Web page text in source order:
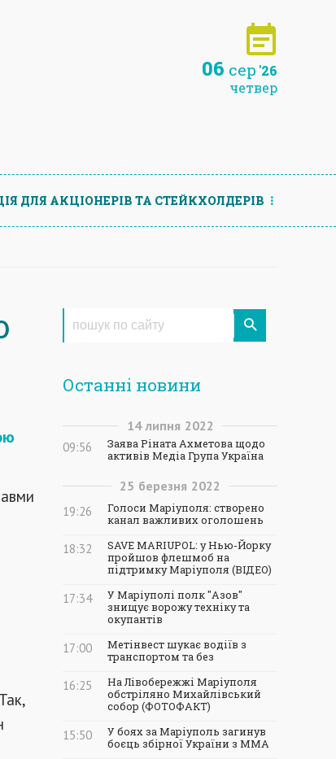
06 сер '26
четвер
ДЛЯ АКЦIОНЕРIВ ТА СТЕЙКХОЛДЕРIВ
Останні новини
14 липня 2022
09:56
Заява Ріната Ахметова щодо
активів Медіа Група Україна
25 березня 2022
19:26
Голоси Маріуполя: створено
канал важливих оголошень
18:32
SAVE MARIUPOL: у Нью-Йорку
пройшов флешмоб на
підтримку Маріуполя (ВІДЕО)
17:34
У Маріуполі полк "Азов"
знищує ворожу техніку та
окупантів
17:00
Метінвест шукає водіїв з
транспортом та без
16:25
На Лівобережжі Маріуполя
обстріляно Михайлівський
собор (ФОТОФАКТ)
15:50
У боях за Маріуполь загинув
боєць збірної України з ММА